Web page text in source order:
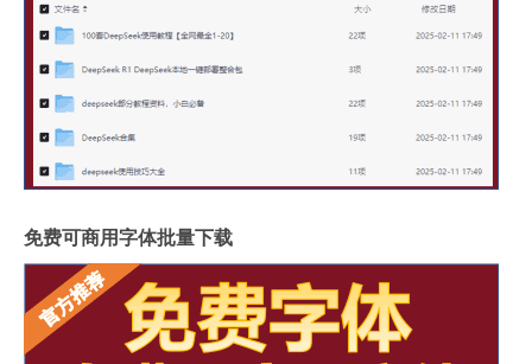
免费可商用字体批量下载